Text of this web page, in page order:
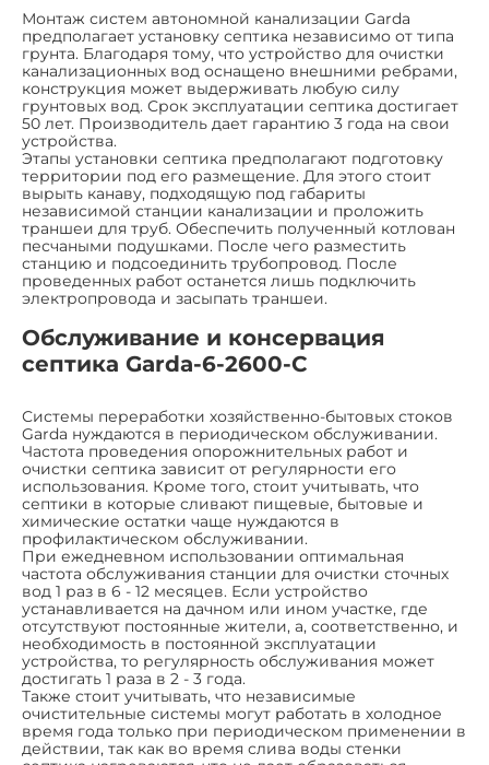
Монтаж систем автономной канализации Garda
предполагает установку септика независимо от типа
грунта. Благодаря тому, что устройство для очистки
канализационных вод оснащено внешними ребрами,
конструкция может выдерживать любую силу
грунтовых вод. Срок эксплуатации септика достигает
50 лет. Производитель дает гарантию 3 года на свои
устройства.
Этапы установки септика предполагают подготовку
территории под его размещение. Для этого стоит
вырыть канаву, подходящую под габариты
независимой станции канализации и проложить
траншеи для труб. Обеспечить полученный котлован
песчаными подушками. После чего разместить
станцию и подсоединить трубопровод. После
проведенных работ останется лишь подключить
электропровода и засыпать траншеи.
Обслуживание и консервация
септика Garda-6-2600-C
Системы переработки хозяйственно-бытовых стоков
Garda нуждаются в периодическом обслуживании.
Частота проведения опорожнительных работ и
очистки септика зависит от регулярности его
использования. Кроме того, стоит учитывать, что
септики в которые сливают пищевые, бытовые и
химические остатки чаще нуждаются в
профилактическом обслуживании.
При ежедневном использовании оптимальная
частота обслуживания станции для очистки сточных
вод 1 раз в 6 - 12 месяцев. Если устройство
устанавливается на дачном или ином участке, где
отсутствуют постоянные жители, а, соответственно, и
необходимость в постоянной эксплуатации
устройства, то регулярность обслуживания может
достигать 1 раза в 2 - 3 года.
Также стоит учитывать, что независимые
очистительные системы могут работать в холодное
время года только при периодическом применении в
действии, так как во время слива воды стенки